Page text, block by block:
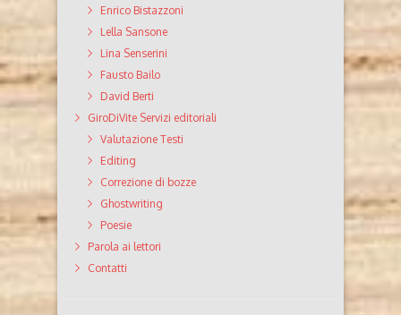
Enrico Bistazzoni
Lella Sansone
Lina Senserini
Fausto Bailo
David Berti
GiroDiVite Servizi editoriali
Valutazione Testi
Editing
Correzione di bozze
Ghostwriting
Poesie
Parola ai lettori
Contatti